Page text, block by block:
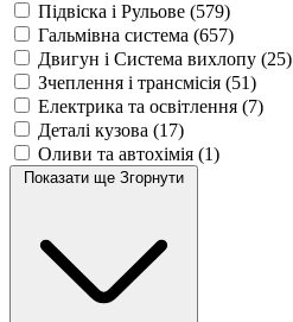
Підвіска і Рульове (579)
Гальмівна система (657)
Двигун і Система вихлопу (25)
Зчеплення і трансмісія (51)
Електрика та освітлення (7)
Деталі кузова (17)
Оливи та автохімія (1)
Показати ще Згорнути